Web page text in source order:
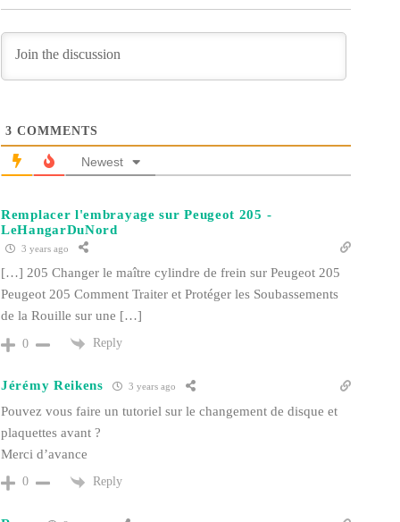
3 COMMENTS
Newest
Remplacer l'embrayage sur Peugeot 205 -
LeHangarDuNord
3 years ago
[…] 205 Changer le maître cylindre de frein sur Peugeot 205
Peugeot 205 Comment Traiter et Protéger les Soubassements
de la Rouille sur une […]
0 Reply
Jérémy Reikens 3 years ago
Pouvez vous faire un tutoriel sur le changement de disque et
plaquettes avant ?
Merci d’avance
0 Reply